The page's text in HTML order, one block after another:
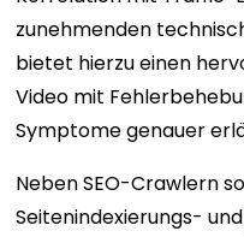
zunehmenden
bietet hierzu einen
Video mit
Symptome genauer
Neben SEO-Crawlern
Seitenindexierungs-